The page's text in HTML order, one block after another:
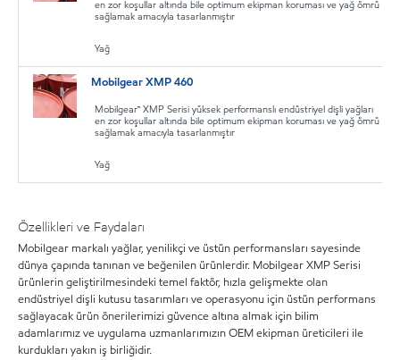
en zor koşullar altında bile optimum ekipman koruması ve yağ ömrü
sağlamak amacıyla tasarlanmıştır
Yağ
Mobilgear XMP 460
Mobilgear™ XMP Serisi yüksek performanslı endüstriyel dişli yağları
en zor koşullar altında bile optimum ekipman koruması ve yağ ömrü
sağlamak amacıyla tasarlanmıştır
Yağ
Özellikleri ve Faydaları
Mobilgear markalı yağlar, yenilikçi ve üstün performansları sayesinde
dünya çapında tanınan ve beğenilen ürünlerdir. Mobilgear XMP Serisi
ürünlerin geliştirilmesindeki temel faktör, hızla gelişmekte olan
endüstriyel dişli kutusu tasarımları ve operasyonu için üstün performans
sağlayacak ürün önerilerimizi güvence altına almak için bilim
adamlarımız ve uygulama uzmanlarımızın OEM ekipman üreticileri ile
kurdukları yakın iş birliğidir.